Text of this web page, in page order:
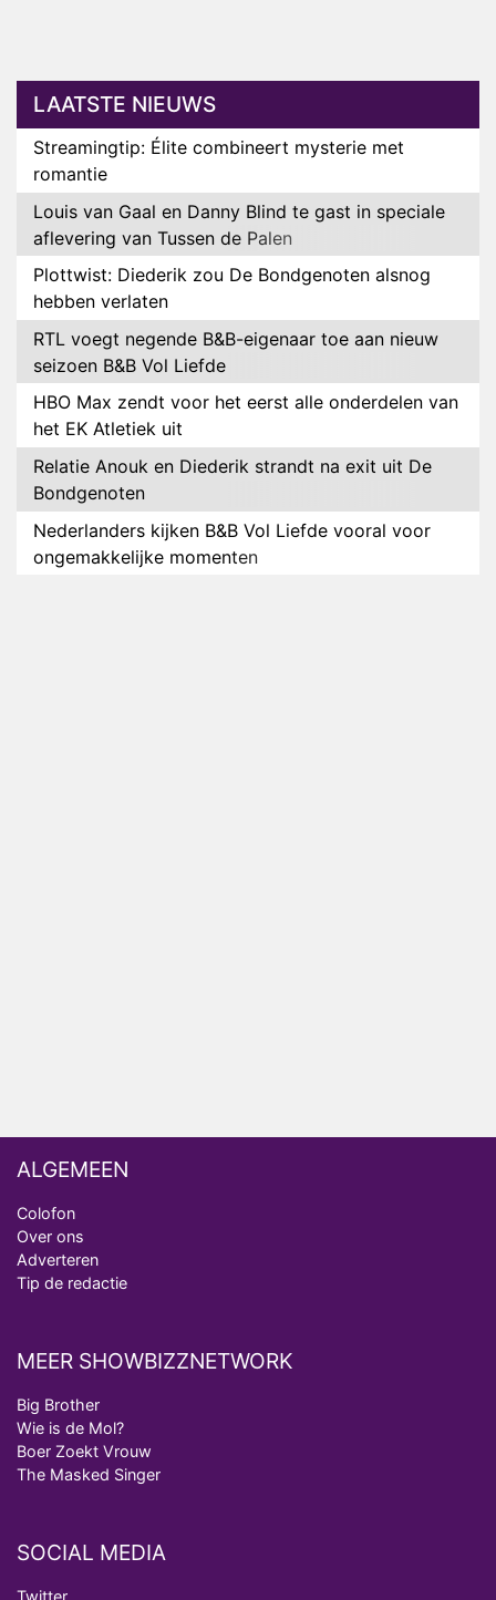
LAATSTE NIEUWS
Streamingtip: Élite combineert mysterie met
romantie
Louis van Gaal en Danny Blind te gast in speciale
aflevering van Tussen de Palen
Plottwist: Diederik zou De Bondgenoten alsnog
hebben verlaten
RTL voegt negende B&B-eigenaar toe aan nieuw
seizoen B&B Vol Liefde
HBO Max zendt voor het eerst alle onderdelen van
het EK Atletiek uit
Relatie Anouk en Diederik strandt na exit uit De
Bondgenoten
Nederlanders kijken B&B Vol Liefde vooral voor
ongemakkelijke momenten
ALGEMEEN
Colofon
Over ons
Adverteren
Tip de redactie
MEER SHOWBIZZNETWORK
Big Brother
Wie is de Mol?
Boer Zoekt Vrouw
The Masked Singer
SOCIAL MEDIA